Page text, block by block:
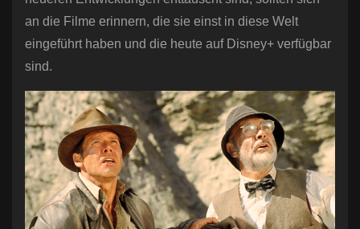
an die Filme erinnern, die sie einst in diese Welt
eingeführt haben und die heute auf Disney+ verfügbar
sind.